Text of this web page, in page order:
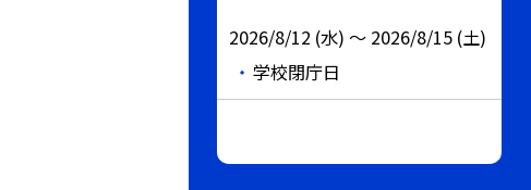
2026/8/12 (水) ～ 2026/8/15 (土)
学校閉庁日